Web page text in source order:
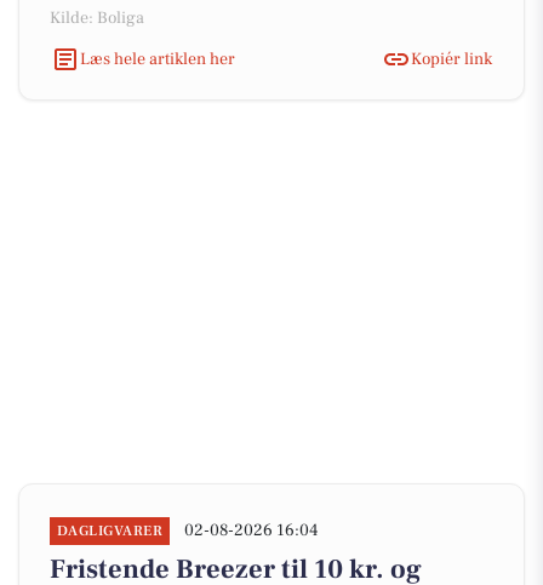
Kilde: Boliga
Læs hele artiklen her
Kopiér link
DAGLIGVARER 02-08-2026 16:04
Fristende Breezer til 10 kr. og